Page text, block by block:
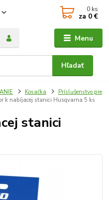
Menu
Hľadať
0 ks
za 0 €
Kosačka
Príslušenstvo pre
k nabíjacej stanici Husqvarna 5 ks
stanici